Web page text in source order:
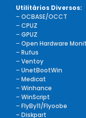
Utilitários Diversos:
–OCBASE/OCCT
–CPUZ
–GPUZ
–Open Hardware
–Rufus
–Ventoy
–UnetBootWin
–Medicat
–Winhance
–WinScript
–FlyBy11/Flyoobe
– Diskpart